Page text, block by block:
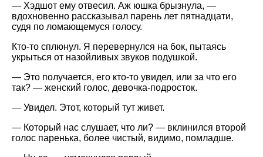
— Хэдшот ему отвесил. Аж юшка брызнула, —
вдохновенно рассказывал парень лет пятнадцати,
судя по ломающемуся голосу.
Кто-то сплюнул. Я перевернулся на бок, пытаясь
укрыться от назойливых звуков подушкой.
— Это получается, его кто-то увидел, или за что его
так? — женский голос, девочка-подросток.
— Увидел. Этот, который тут живет.
— Который нас слушает, что ли? — вклинился второй
голос паренька, более чистый, видимо, помладше.